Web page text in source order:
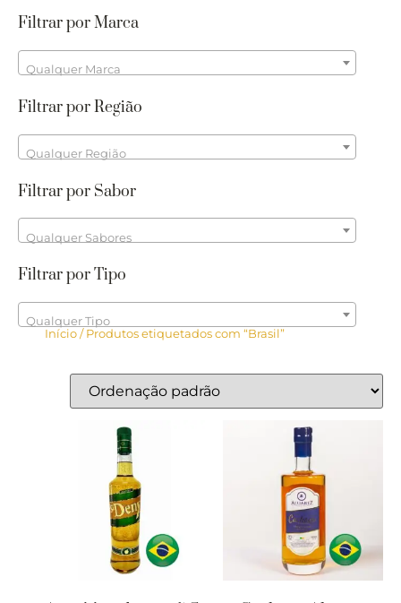
Filtrar por Marca
Qualquer Marca
Filtrar por Região
Qualquer Região
Filtrar por Sabor
Qualquer Sabores
Filtrar por Tipo
Qualquer Tipo
Início/ Produtos etiquetados com “Brasil”